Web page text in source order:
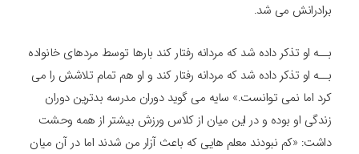
برادرانش می شد.
بــه او تذکر داده شد که مردانه رفتار کند بارها توسط مردهای خانواده
بــه او تذکر داده شد که مردانه رفتار کند و او هم تمام تلاشش را می
کرد اما نمی توانست.» سایه می گوید دوران مدرسه بدترین دوران
زندگی او بوده و در این میان از کلاس ورزش بیشتر از همه وحشت
داشت: «کم نبودند معلم هایی که باعث آزار من شدند اما در آن میان